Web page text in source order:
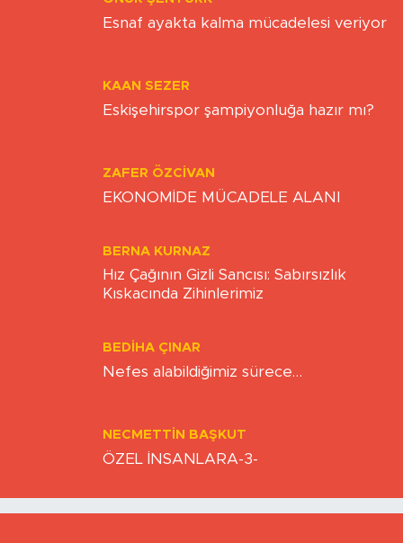
Esnaf ayakta kalma mücadelesi veriyor
KAAN SEZER
Eskişehirspor şampiyonluğa hazır mı?
ZAFER ÖZCIVAN
EKONOMİDE MÜCADELE ALANI
BERNA KURNAZ
Hız Çağının Gizli Sancısı: Sabırsızlık
Kıskacında Zihinlerimiz
BEDIHA ÇINAR
Nefes alabildiğimiz sürece…
NECMETTIN BAŞKUT
ÖZEL İNSANLARA-3-